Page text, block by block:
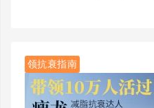
领抗衰指南